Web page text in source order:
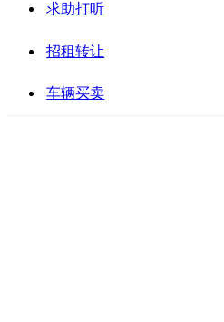
求助打听
招租转让
车辆买卖